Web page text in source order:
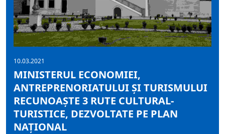
10.03.2021
MINISTERUL ECONOMIEI,
ANTREPRENORIATULUI ȘI TURISMULUI
RECUNOAȘTE 3 RUTE CULTURAL-
TURISTICE, DEZVOLTATE PE PLAN
NAȚIONAL